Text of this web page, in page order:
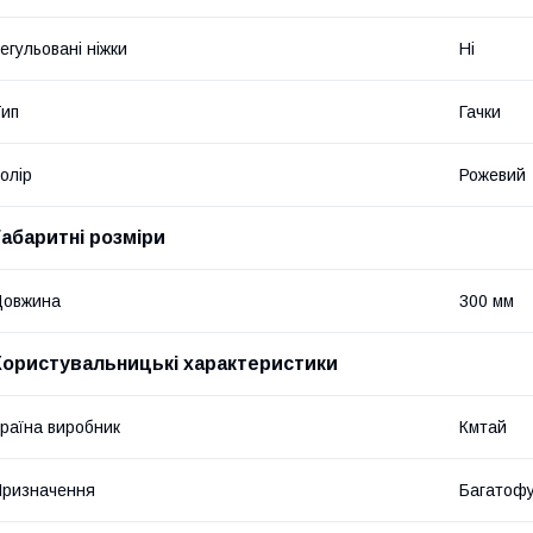
ніжки Ні
Гачки
Рожевий
розміри
300 мм
характеристики
виробник Кмтай